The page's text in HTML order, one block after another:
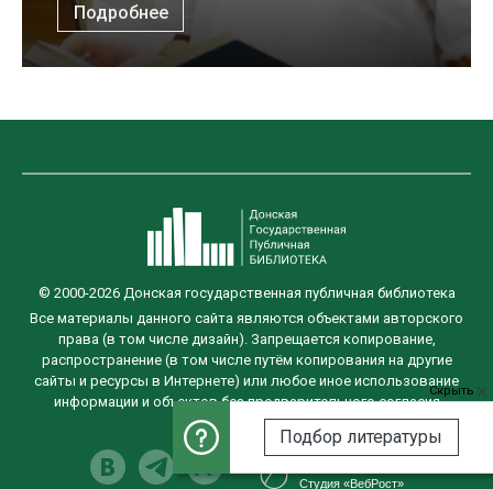
Подробнее
Скрыть
Подбор литературы
© 2000-2026 Донская государственная публичная библиотека
Все материалы данного сайта являются объектами авторского
права (в том числе дизайн). Запрещается копирование,
распространение (в том числе путём копирования на другие
сайты и ресурсы в Интернете) или любое иное использование
информации и объектов без предварительного согласия
правообладателя.
Студия «ВебРост»